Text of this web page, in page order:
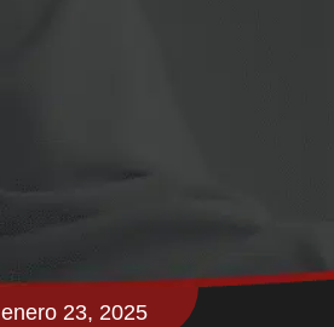
enero 23, 2025